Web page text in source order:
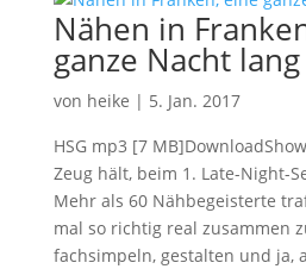
Nähen in
ganze Nacht lang
von heike | 5. Jan. 2017
HSG mp3 [7
Zeug hält, beim 1. Late-Night-
Mehr als 60 Nähbegeisterte
mal so richtig real zusammen
fachsimpeln, gestalten und ja,